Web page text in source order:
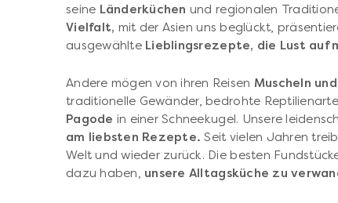
seine Länderküchen und regionalen
Vielfalt, mit der Asien uns beglückt,
ausgewählteLieblingsrezepte, die Lust auf
Andere mögen von ihren Reisen Muscheln
traditionelle Gewänder, bedrohte
Pagode in einer Schneekugel. Unsere
am liebsten Rezepte. Seit vielen Jahren
Welt und wieder zurück. Die besten
dazu haben, unsere Alltagsküche zu